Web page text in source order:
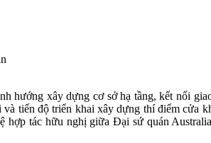
hướng xây dựng cơ sở hạ tầng, kết nối
tiến độ triển khai xây dựng thí điểm cửa
tác hữu nghị giữa Đại sứ quán